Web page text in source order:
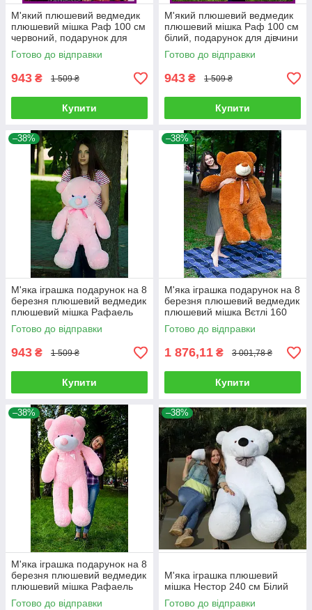
М'який плюшевий ведмедик
плюшевий мішка Раф 100 см
червоний, подарунок для
дівчини на день народження
Готово до відправки
943 ₴ 1 509 ₴
Купити
М'який плюшевий ведмедик
плюшевий мішка Раф 100 см
білий, подарунок для дівчини
на день народження
Готово до відправки
943 ₴ 1 509 ₴
Купити
–38%
М'яка іграшка подарунок на 8
березня плюшевий ведмедик
плюшевий мішка Рафаель
100 см Рожевий
Готово до відправки
943 ₴ 1 509 ₴
Купити
–38%
М'яка іграшка подарунок на 8
березня плюшевий ведмедик
плюшевий мішка Вєтлі 160
см Карамельний
Готово до відправки
1 876,11 ₴ 3 001,78 ₴
Купити
–38%
М'яка іграшка подарунок на 8
березня плюшевий ведмедик
плюшевий мішка Рафаель
160 см Рожевий
Готово до відправки
–38%
М'яка іграшка плюшевий
мішка Нестор 240 см Білий
Готово до відправки